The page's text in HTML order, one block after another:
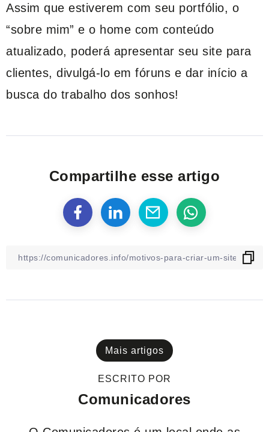
Assim que estiverem com seu portfólio, o
“sobre mim” e o home com conteúdo
atualizado, poderá apresentar seu site para
clientes, divulgá-lo em fóruns e dar início a
busca do trabalho dos sonhos!
Compartilhe esse artigo
Mais artigos
ESCRITO POR
Comunicadores